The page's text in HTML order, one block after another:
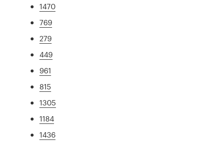
1470
769
279
449
961
815
1305
1184
1436